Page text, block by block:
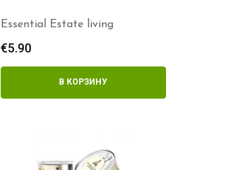
Essential Estate living
€5.90
В КОРЗИНУ